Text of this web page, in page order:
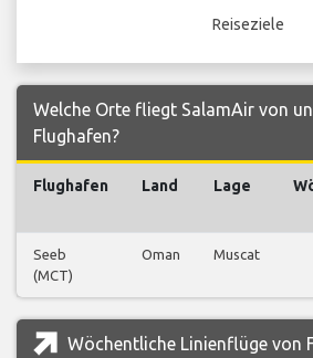
Reiseziele
Welche Orte fliegt SalamAir von
Flughafen?
Flughafen Land Lage
Seeb
(MCT)
Oman Muscat
Wöchentliche Linienflüge von